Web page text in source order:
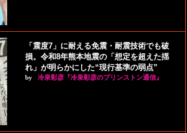
「震度7」に耐える免震・耐震技術でも破
損。令和8年熊本地震の「想定を超えた揺
れ」が明らかにした“現行基準の弱点”
by 冷泉彰彦『冷泉彰彦のプリンストン通信』